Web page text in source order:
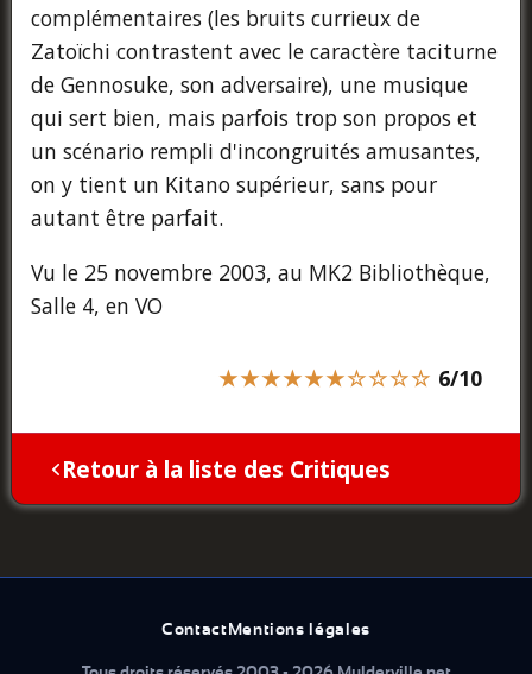
complémentaires (les bruits currieux de
Zatoïchi contrastent avec le caractère taciturne
de Gennosuke, son adversaire), une musique
qui sert bien, mais parfois trop son propos et
un scénario rempli d'incongruités amusantes,
on y tient un Kitano supérieur, sans pour
autant être parfait.
Vu le 25 novembre 2003, au MK2 Bibliothèque,
Salle 4, en VO
★★★★★★☆☆☆☆ 6/10
Retour à la liste des Critiques
Contact Mentions légales